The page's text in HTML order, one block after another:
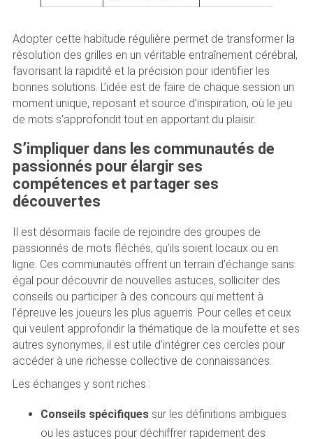
Adopter cette habitude régulière permet de transformer la
résolution des grilles en un véritable entraînement cérébral,
favorisant la rapidité et la précision pour identifier les
bonnes solutions. L’idée est de faire de chaque session un
moment unique, reposant et source d’inspiration, où le jeu
de mots s’approfondit tout en apportant du plaisir.
S’impliquer dans les communautés de
passionnés pour élargir ses
compétences et partager ses
découvertes
Il est désormais facile de rejoindre des groupes de
passionnés de mots fléchés, qu’ils soient locaux ou en
ligne. Ces communautés offrent un terrain d’échange sans
égal pour découvrir de nouvelles astuces, solliciter des
conseils ou participer à des concours qui mettent à
l’épreuve les joueurs les plus aguerris. Pour celles et ceux
qui veulent approfondir la thématique de la moufette et ses
autres synonymes, il est utile d’intégrer ces cercles pour
accéder à une richesse collective de connaissances.
Les échanges y sont riches :
Conseils spécifiquessur les définitions ambiguës
ou les astuces pour déchiffrer rapidement des